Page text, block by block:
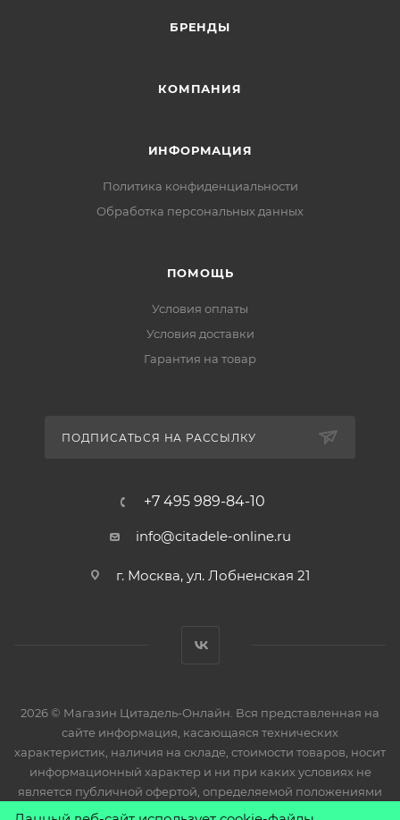
БРЕНДЫ
КОМПАНИЯ
ИНФОРМАЦИЯ
Политика конфиденциальности
Обработка персональных данных
ПОМОЩЬ
Условия оплаты
Условия доставки
Гарантия на товар
ПОДПИСАТЬСЯ НА РАССЫЛКУ
+7 495 989-84-10
info@citadele-online.ru
г. Москва, ул. Лобненская 21
2026 © Магазин Цитадель-Онлайн. Вся представленная на
сайте информация, касающаяся технических
характеристик, наличия на складе, стоимости товаров, носит
информационный характер и ни при каких условиях не
является публичной офертой, определяемой положениями
Статьи 437(2) Гражданского кодекса РФ.